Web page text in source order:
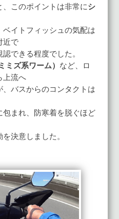
このポイントは非常にシ
イトフィッシュの気配は
近で
できる程度でした。
ミズ系ワーム） など、ロ
上流へ
バスからのコンタクトは
まれ、防寒着を脱ぐほど
決意しました。